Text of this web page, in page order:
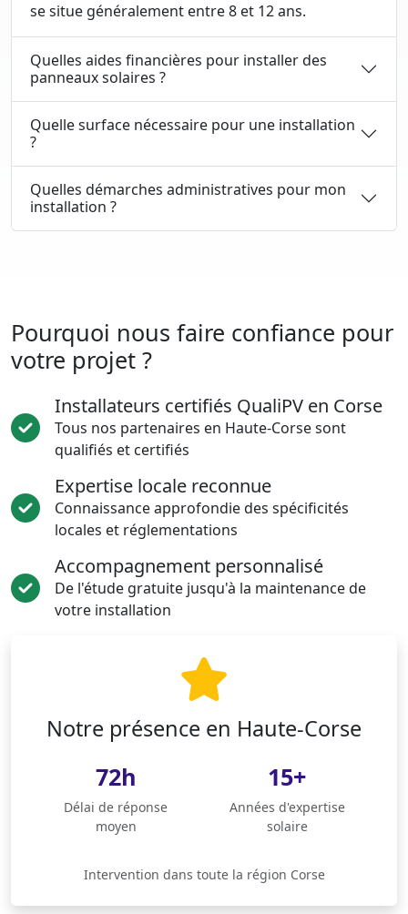
se situe généralement entre 8 et 12 ans.
Quelles aides financières pour installer des
panneaux solaires ?
Quelle surface nécessaire pour une installation
?
Quelles démarches administratives pour mon
installation ?
Pourquoi nous faire confiance pour
votre projet ?
Installateurs certifiés QualiPV en Corse
Tous nos partenaires en Haute-Corse sont
qualifiés et certifiés
Expertise locale reconnue
Connaissance approfondie des spécificités
locales et réglementations
Accompagnement personnalisé
De l'étude gratuite jusqu'à la maintenance de
votre installation
Notre présence en Haute-Corse
72h
Délai de réponse
moyen
15+
Années d'expertise
solaire
Intervention dans toute la région Corse